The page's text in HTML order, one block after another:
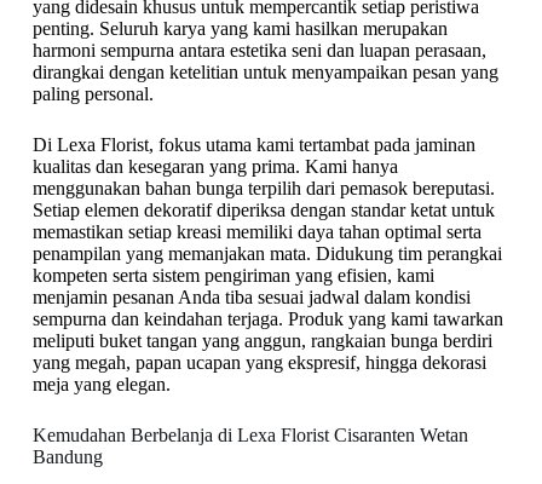
yang didesain khusus untuk mempercantik setiap peristiwa
penting. Seluruh karya yang kami hasilkan merupakan
harmoni sempurna antara estetika seni dan luapan perasaan,
dirangkai dengan ketelitian untuk menyampaikan pesan yang
paling personal.
Di Lexa Florist, fokus utama kami tertambat pada jaminan
kualitas dan kesegaran yang prima. Kami hanya
menggunakan bahan bunga terpilih dari pemasok bereputasi.
Setiap elemen dekoratif diperiksa dengan standar ketat untuk
memastikan setiap kreasi memiliki daya tahan optimal serta
penampilan yang memanjakan mata. Didukung tim perangkai
kompeten serta sistem pengiriman yang efisien, kami
menjamin pesanan Anda tiba sesuai jadwal dalam kondisi
sempurna dan keindahan terjaga. Produk yang kami tawarkan
meliputi buket tangan yang anggun, rangkaian bunga berdiri
yang megah, papan ucapan yang ekspresif, hingga dekorasi
meja yang elegan.
Kemudahan Berbelanja di Lexa Florist Cisaranten Wetan
Bandung